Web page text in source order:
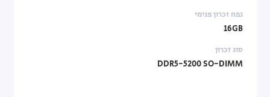
נפח זכרון פנימי
16GB
סוג זכרון
DDR5-5200 SO-DIMM